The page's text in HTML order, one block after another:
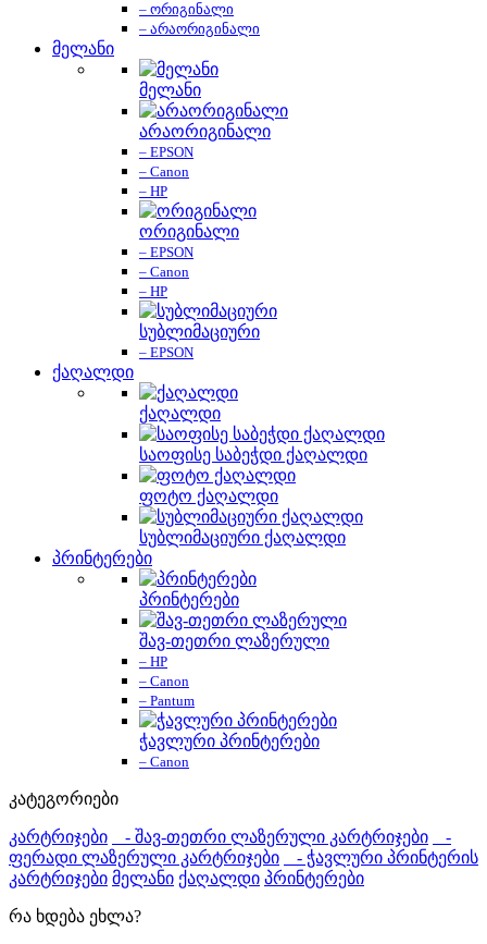
– ორიგინალი
– არაორიგინალი
მელანი
მელანი
არაორიგინალი
– EPSON
– Canon
– HP
ორიგინალი
– EPSON
– Canon
– HP
სუბლიმაციური
– EPSON
ქაღალდი
ქაღალდი
საოფისე საბეჭდი ქაღალდი
ფოტო ქაღალდი
სუბლიმაციური ქაღალდი
პრინტერები
პრინტერები
შავ-თეთრი ლაზერული
– HP
– Canon
– Pantum
ჭავლური პრინტერები
– Canon
კატეგორიები
კარტრიჯები - შავ-თეთრი ლაზერული კარტრიჯები
-
ფერადი ლაზერული კარტრიჯები
- ჭავლური პრინტერის
კარტრიჯები მელანი ქაღალდი პრინტერები
რა ხდება ეხლა?